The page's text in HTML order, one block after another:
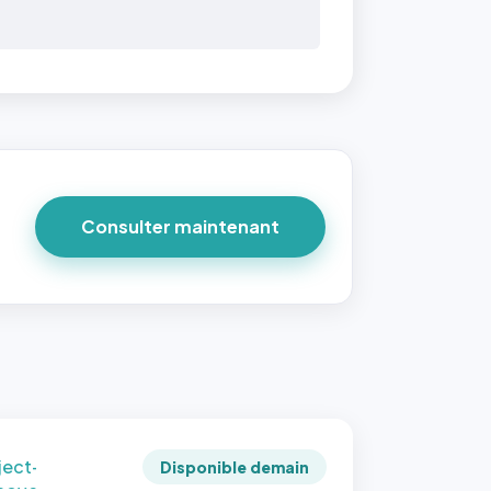
Consulter maintenant
par
1:1
Disponible demain